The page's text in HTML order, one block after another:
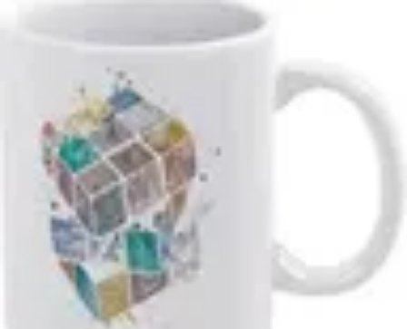
Techniques de Speedcubing
RésolutionTechniques et Astuces
Astuces Rubik Cube